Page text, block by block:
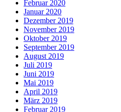
Februar 2020
Januar 2020
Dezember 2019
November 2019
Oktober 2019
September 2019
August 2019
Juli 2019
Juni 2019
Mai 2019
April 2019
März 2019
Februar 2019